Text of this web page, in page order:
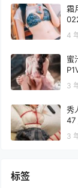
霜
4
蜜
3
秀
47
M]
3
标签